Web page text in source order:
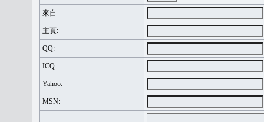
來自:
主頁:
QQ:
ICQ:
Yahoo:
MSN: